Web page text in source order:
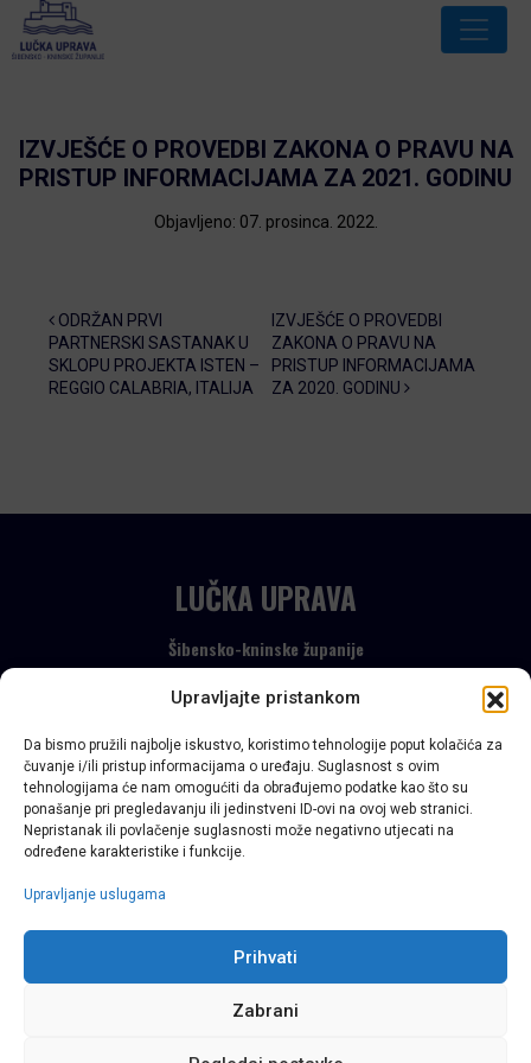
Upravljajte pristankom
Da bismo pružili najbolje iskustvo, koristimo tehnologije poput kolačića za
čuvanje i/ili pristup informacijama o uređaju. Suglasnost s ovim
tehnologijama će nam omogućiti da obrađujemo podatke kao što su
ponašanje pri pregledavanju ili jedinstveni ID-ovi na ovoj web stranici.
Nepristanak ili povlačenje suglasnosti može negativno utjecati na
određene karakteristike i funkcije.
Upravljanje uslugama
Prihvati
Zabrani
IZVJEŠĆE O PROVEDBI ZAKONA O PRAVU NA
PRISTUP INFORMACIJAMA ZA 2021. GODINU
Objavljeno: 07. prosinca. 2022.
Post navigation
ODRŽAN PRVI
PARTNERSKI SASTANAK U
SKLOPU PROJEKTA ISTEN –
REGGIO CALABRIA, ITALIJA
IZVJEŠĆE O PROVEDBI
ZAKONA O PRAVU NA
PRISTUP INFORMACIJAMA
ZA 2020. GODINU
LUČKA UPRAVA
Šibensko-kninske županije
info@luskz.hr
Sva prava pridržana 2022.